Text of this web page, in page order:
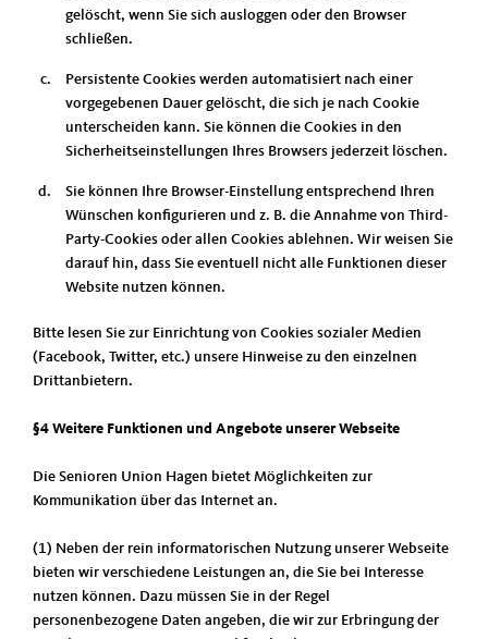
gelöscht, wenn Sie sich ausloggen oder den Browser
schließen.
Persistente Cookies werden automatisiert nach einer
vorgegebenen Dauer gelöscht, die sich je nach Cookie
unterscheiden kann. Sie können die Cookies in den
Sicherheitseinstellungen Ihres Browsers jederzeit löschen.
Sie können Ihre Browser-Einstellung entsprechend Ihren
Wünschen konfigurieren und z. B. die Annahme von Third-
Party-Cookies oder allen Cookies ablehnen. Wir weisen Sie
darauf hin, dass Sie eventuell nicht alle Funktionen dieser
Website nutzen können.
Bitte lesen Sie zur Einrichtung von Cookies sozialer Medien
(Facebook, Twitter, etc.) unsere Hinweise zu den einzelnen
Drittanbietern.
§4 Weitere Funktionen und Angebote unserer Webseite
Die Senioren Union Hagen bietet Möglichkeiten zur
Kommunikation über das Internet an.
(1) Neben der rein informatorischen Nutzung unserer Webseite
bieten wir verschiedene Leistungen an, die Sie bei Interesse
nutzen können. Dazu müssen Sie in der Regel
personenbezogene Daten angeben, die wir zur Erbringung der